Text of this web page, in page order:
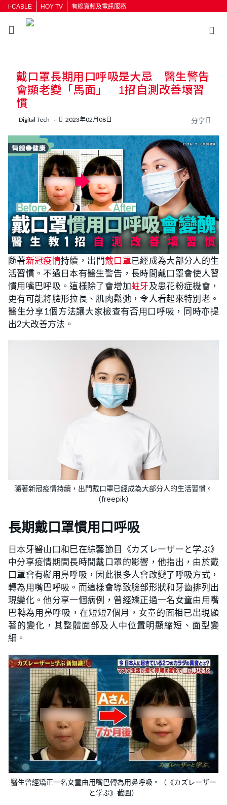
i-CABLE HOY TV 有線寬頻及電訊服務
按輸入鍵開始搜尋
戴口罩長期用口呼吸是大忌 醫生警告
會顯老變「馬面」 1招自測改善壞習
慣
Digital Tech 2023年02月08日 分享
隨著新冠疫情持續，出門戴口罩已經成為大部分人的生
活習慣。不過日本有醫生警告，長時間戴口罩會使人習
慣用嘴巴呼吸。這樣除了會增加蛀牙及患花粉症機會，
更有可能將臉形拉長、肌肉鬆弛，令人看起來特別老。
醫生分享1個方法讓大家檢查有否用口呼吸，同時亦提
出2大改善方法。
隨著新冠疫情持續，出門戴口罩已經成為大部分人的生活習慣。
（freepik）
長期戴口罩慣用口呼吸
日本牙醫山口和巳在綜藝節目《カズレーザーと学ぶ》
中分享疫情期間長時間戴口罩的影響，他指出，由於戴
口罩會有礙用鼻呼吸，因此很多人會改變了呼吸方式，
轉為用嘴巴呼吸。而這樣會導致臉部形狀和牙齒排列出
現變化。他分享一個病例，曾經矯正過一名女童由用嘴
巴轉為用鼻呼吸，在短短7個月，女童的面相已出現顯
著的變化，其整體面部及人中位置明顯縮短、面型變
細。
醫生曾經矯正一名女童由用嘴巴轉為用鼻呼吸。（《カズレーザー
と学ぶ》截圖）